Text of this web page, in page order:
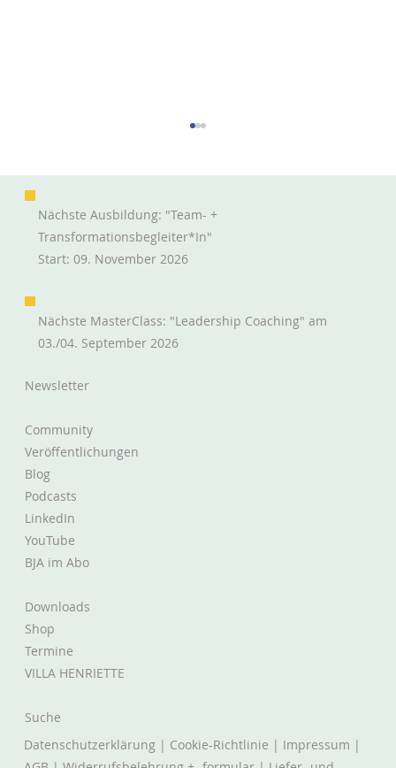
Herausforderungen der Organisation
klug + schnell beantworten
Newsletter
Community
Veröffentlichungen
Blog
Podcasts
LinkedIn
YouTube
BJA im Abo
Downloads
Shop
Termine
VILLA HENRIETTE
Suche
Datenschutzerklärung | Cookie-Richtlinie | Impressum |
Nächste Ausbildung: "Team- +
Transformationsbegleiter*in"
Start: 09. November 2026
Nächste MasterClass: "Leadership Coaching" am
03./04. September 2026